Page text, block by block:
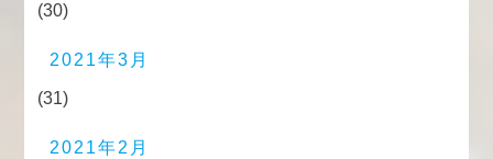
(30)
2021年3月
(31)
2021年2月